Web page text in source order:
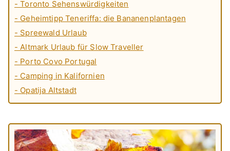
- Toronto Sehenswürdigkeiten
- Geheimtipp Teneriffa: die Bananenplantagen
- Spreewald Urlaub
- Altmark Urlaub für Slow Traveller
- Porto Covo Portugal
- Camping in Kalifornien
- Opatija Altstadt